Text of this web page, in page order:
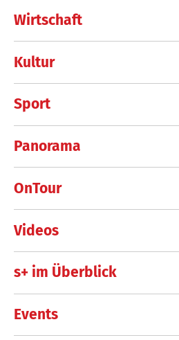
Wirtschaft
Kultur
Sport
Panorama
OnTour
Videos
s+ im Überblick
Events